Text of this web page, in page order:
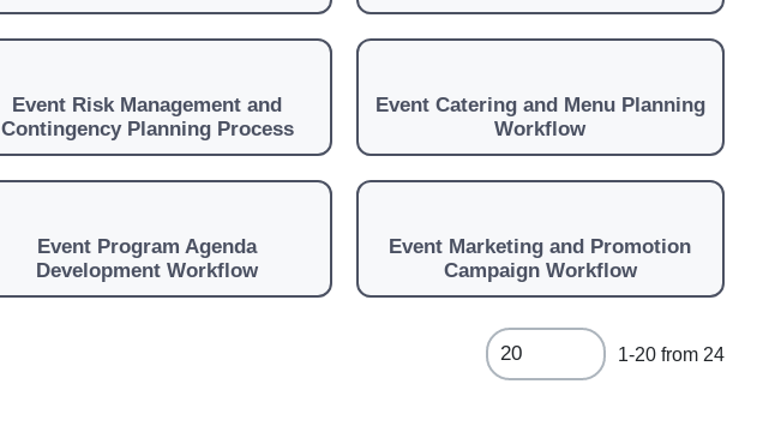
Event Risk Management and
Contingency Planning Process
Event Catering and Menu Planning
Workflow
Event Program Agenda
Development Workflow
Event Marketing and Promotion
Campaign Workflow
1-20 from 24